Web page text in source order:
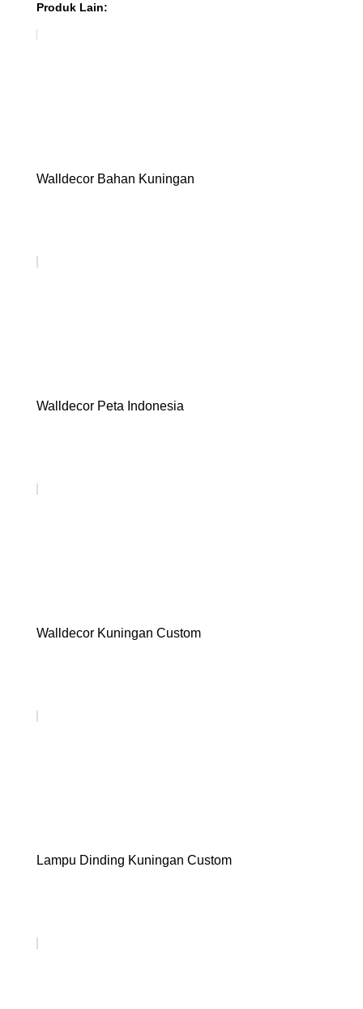
Produk Lain:
Walldecor Bahan Kuningan
Walldecor Peta Indonesia
Walldecor Kuningan Custom
Lampu Dinding Kuningan Custom